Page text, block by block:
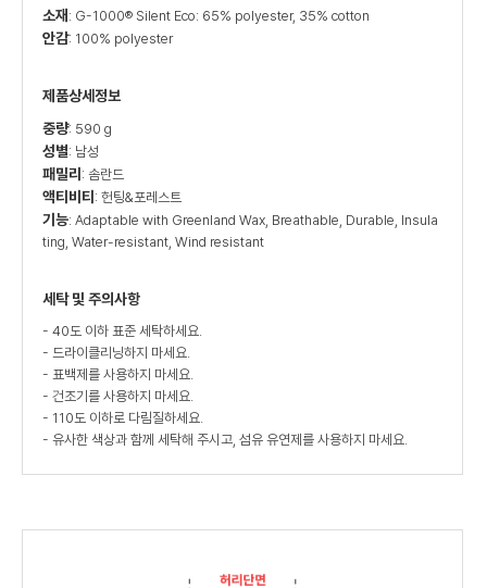
소재 : G-1000® Silent Eco: 65% polyester, 35% cotton
안감: 100% polyester
제품상세정보
중량: 590 g
성별: 남성
패밀리 : 솜란드
액티비티 : 헌팅&포레스트
기능: Adaptable with Greenland Wax, Breathable, Durable, Insula
ting, Water-resistant, Wind resistant
세탁 및 주의사항
- 40도 이하 표준 세탁하세요.
- 드라이클리닝하지 마세요.
- 표백제를 사용하지 마세요.
- 건조기를 사용하지 마세요.
- 110도 이하로 다림질하세요.
- 유사한 색상과 함께 세탁해 주시고, 섬유 유연제를 사용하지 마세요.